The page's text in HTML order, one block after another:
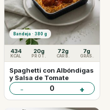
Bandeja · 380 g
434
KCAL
20g
PROT.
72g
CARB.
7g
GRAS.
Spaghetti con Albóndigas
y Salsa de Tomate
- 0 +